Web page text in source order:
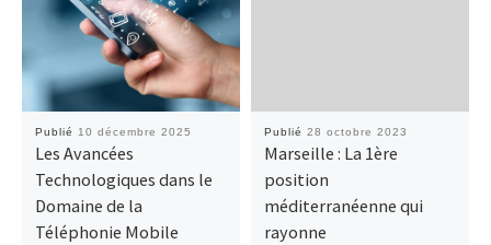
Publié 10 décembre 2025
Les Avancées
Technologiques dans le
Domaine de la
Téléphonie Mobile
Publié 28 octobre 2023
Marseille : La 1ère
position
méditerranéenne qui
rayonne